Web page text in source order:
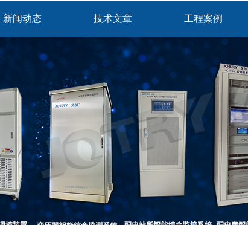
新闻动态 技术文章 工程案例